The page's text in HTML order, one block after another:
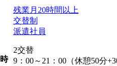
残業月20時間以上
交替制
派遣社員
2交替
9：00～21：00（休憩50分